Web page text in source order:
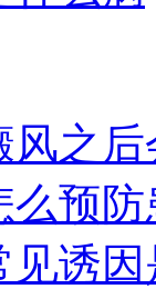
之
么预
见诱